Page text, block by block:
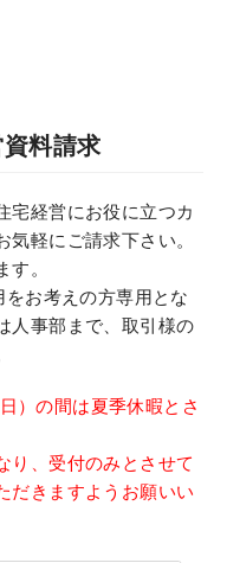
料請求
宅経営にお役に立つカ
軽にご請求下さい。
。
お考えの方専用とな
人事部まで、取引様の
）の間は夏季休暇とさ
り、受付のみとさせて
だきますようお願いい